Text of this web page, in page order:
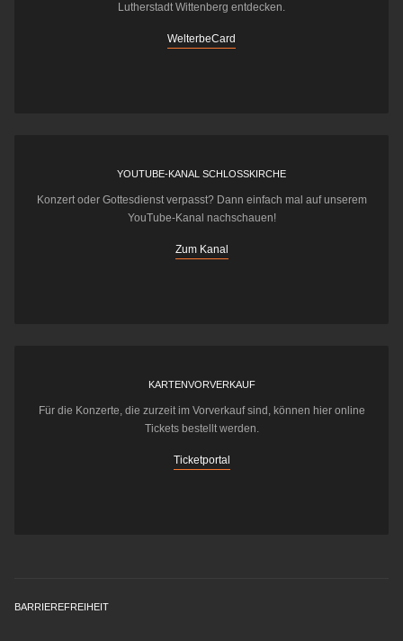
Lutherstadt Wittenberg entdecken.
WelterbeCard
YOUTUBE-KANAL SCHLOSSKIRCHE
Konzert oder Gottesdienst verpasst? Dann einfach mal auf unserem
YouTube-Kanal nachschauen!
Zum Kanal
KARTENVORVERKAUF
Für die Konzerte, die zurzeit im Vorverkauf sind, können hier online
Tickets bestellt werden.
Ticketportal
BARRIEREFREIHEIT